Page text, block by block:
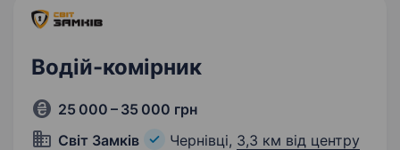
Водій-комірник
25 000 – 35 000 грн
Світ Замків
Чернівці, 3,3 км від центру